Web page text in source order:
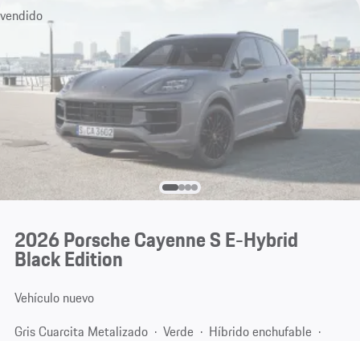
vendido
2026 Porsche Cayenne S E-Hybrid
Black Edition
Vehículo nuevo
Gris Cuarcita Metalizado
Verde
Híbrido enchufable